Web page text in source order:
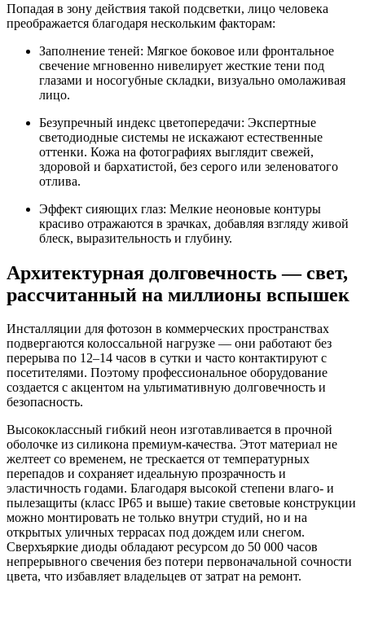
Попадая в зону действия такой подсветки, лицо человека
преображается благодаря нескольким факторам:
Заполнение теней: Мягкое боковое или фронтальное
свечение мгновенно нивелирует жесткие тени под
глазами и носогубные складки, визуально омолаживая
лицо.
Безупречный индекс цветопередачи: Экспертные
светодиодные системы не искажают естественные
оттенки. Кожа на фотографиях выглядит свежей,
здоровой и бархатистой, без серого или зеленоватого
отлива.
Эффект сияющих глаз: Мелкие неоновые контуры
красиво отражаются в зрачках, добавляя взгляду живой
блеск, выразительность и глубину.
Архитектурная долговечность — свет,
рассчитанный на миллионы вспышек
Инсталляции для фотозон в коммерческих пространствах
подвергаются колоссальной нагрузке — они работают без
перерыва по 12–14 часов в сутки и часто контактируют с
посетителями. Поэтому профессиональное оборудование
создается с акцентом на ультимативную долговечность и
безопасность.
Высококлассный гибкий неон изготавливается в прочной
оболочке из силикона премиум-качества. Этот материал не
желтеет со временем, не трескается от температурных
перепадов и сохраняет идеальную прозрачность и
эластичность годами. Благодаря высокой степени влаго- и
пылезащиты (класс IP65 и выше) такие световые конструкции
можно монтировать не только внутри студий, но и на
открытых уличных террасах под дождем или снегом.
Сверхъяркие диоды обладают ресурсом до 50 000 часов
непрерывного свечения без потери первоначальной сочности
цвета, что избавляет владельцев от затрат на ремонт.